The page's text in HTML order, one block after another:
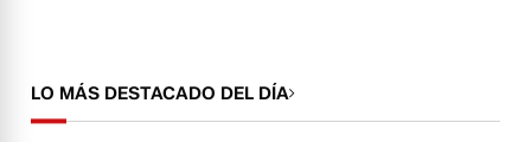
LO MÁS DESTACADO DEL DÍA